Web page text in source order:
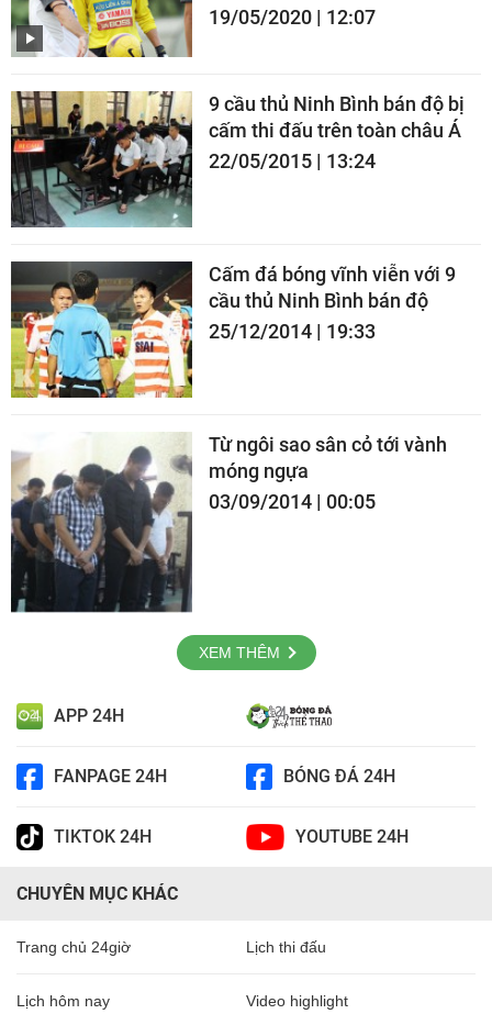
19/05/2020 | 12:07
9 cầu thủ Ninh Bình bán độ bị
cấm thi đấu trên toàn châu Á
22/05/2015 | 13:24
Cấm đá bóng vĩnh viễn với 9
cầu thủ Ninh Bình bán độ
25/12/2014 | 19:33
Từ ngôi sao sân cỏ tới vành
móng ngựa
03/09/2014 | 00:05
XEM THÊM
APP 24H
FANPAGE 24H BÓNG ĐÁ 24H
TIKTOK 24H YOUTUBE 24H
CHUYÊN MỤC KHÁC
Trang chủ 24giờ Lịch thi đấu
Lịch hôm nay Video highlight